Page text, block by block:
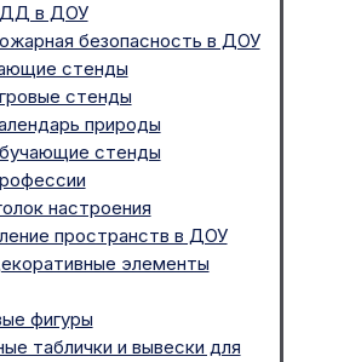
в ДОУ
безопасность в ДОУ
стенды
стенды
природы
стенды
настроения
пространств в ДОУ
элементы
фигуры
таблички и вывески для